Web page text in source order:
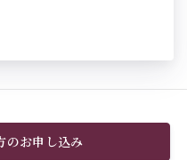
のお申し込み